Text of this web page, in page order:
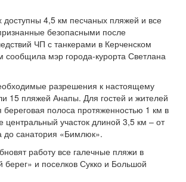
4,5 км песчаных пляжей и все
безопасными после
ЧП с танкерами в Керченском
сообщила мэр города-курорта Светлана
разрешения к настоящему
15 пляжей Анапы. Для гостей и жителей
береговая полоса протяженностью 1 км в
центральный участок длиной 3,5 км – от
до санатория «Бимлюк».
работу все галечные пляжи в
берег» и поселков Сукко и Большой